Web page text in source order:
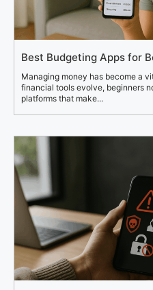
Best Budgeting Apps for
Managing money has become a
financial tools evolve, beginners
platforms that make...